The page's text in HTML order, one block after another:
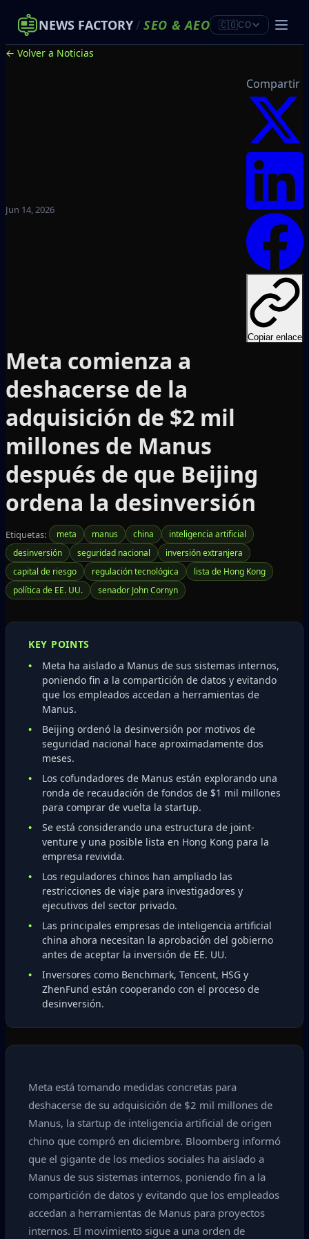
NEWS FACTORY/ SEO &AEO 🇨🇴CO
← Volver a Noticias
Jun 14, 2026
Compartir
Copiar enlace
Meta comienza a
deshacerse de la
adquisición de $2 mil
millones de Manus
después de que Beijing
ordena la desinversión
Etiquetas: meta manus china
inteligencia artificial
desinversión
seguridad nacional
inversión extranjera
capital de riesgo
regulación tecnológica
lista de Hong Kong
política de EE. UU.
senador John Cornyn
KEY POINTS
Meta ha aislado a Manus de sus sistemas internos,
poniendo fin a la compartición de datos y evitando
que los empleados accedan a herramientas de
Manus.
Beijing ordenó la desinversión por motivos de
seguridad nacional hace aproximadamente dos
meses.
Los cofundadores de Manus están explorando una
ronda de recaudación de fondos de $1 mil millones
para comprar de vuelta la startup.
Se está considerando una estructura de joint-
venture y una posible lista en Hong Kong para la
empresa revivida.
Los reguladores chinos han ampliado las
restricciones de viaje para investigadores y
ejecutivos del sector privado.
Las principales empresas de inteligencia artificial
china ahora necesitan la aprobación del gobierno
antes de aceptar la inversión de EE. UU.
Inversores como Benchmark, Tencent, HSG y
ZhenFund están cooperando con el proceso de
desinversión.
Meta está tomando medidas concretas para
deshacerse de su adquisición de $2 mil millones de
Manus, la startup de inteligencia artificial de origen
chino que compró en diciembre. Bloomberg informó
que el gigante de los medios sociales ha aislado a
Manus de sus sistemas internos, poniendo fin a la
compartición de datos y evitando que los empleados
accedan a herramientas de Manus para proyectos
internos. El movimiento sigue a una orden de